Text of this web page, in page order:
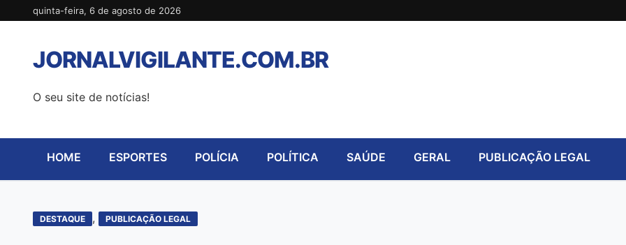
para
conteúdo
quinta-feira, 6 de agosto de 2026
JORNALVIGILANTE.COM.BR
O seu site de notícias!
HOME ESPORTES POLÍCIA POLÍTICA SAÚDE GERAL PUBLICAÇÃO LEGAL
DESTAQUE , PUBLICAÇÃO LEGAL